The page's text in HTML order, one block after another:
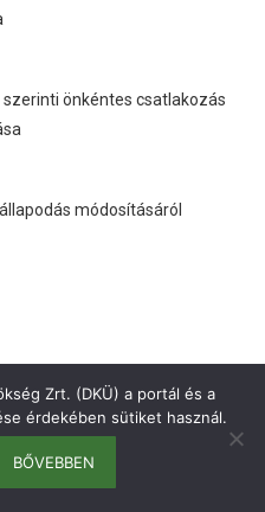
önkéntes csatlakozás
módosításáról
menu
Zrt. (DKÜ) a portál és a
érdekében sütiket használ.
BŐVEBBEN